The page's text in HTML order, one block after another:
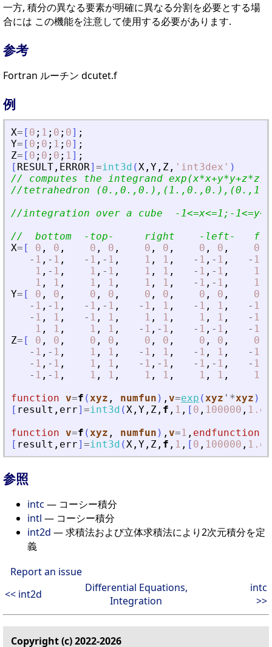
一方, 積分の異なる要素が明確に異なる分割を必要とする場
合には この機能を注意して使用する必要があります.
参考
Fortran ルーチン dcutet.f
例
X= [ 0 ; 1 ; 0 ; 0] ;
Y= [ 0 ; 0 ; 1 ; 0] ;
Z= [ 0 ; 0 ; 0 ; 1] ;
[ RESULT , ERROR] =int3d (X , Y , Z , ' int3dex ' )
// computes the integrand
//tetrahedron
//integration over a cube  -1<=x<=1;-1<=y<
//  bottom  -top-     right    -left-
X= [ 0 , 0 , 0 , 0 , 0 , 0 , 0 , 0 , 0
- 1 , - 1 , - 1 , - 1 , 1 , 1 , - 1 , - 1 , - 1
1 , - 1 , 1 , - 1 , 1 , 1 , - 1 , - 1 , 1
1 , 1 , 1 , 1 , 1 , 1 , - 1 , - 1 , 1
Y= [ 0 , 0 , 0 , 0 , 0 , 0 , 0 , 0 , 0
- 1 , - 1 , - 1 , - 1 , - 1 , 1 , - 1 , 1 , - 1
- 1 , 1 , - 1 , 1 , 1 , 1 , 1 , 1 , - 1
1 , 1 , 1 , 1 , - 1 , - 1 , - 1 , - 1 , - 1
Z= [ 0 , 0 , 0 , 0 , 0 , 0 , 0 , 0 , 0
- 1 , - 1 , 1 , 1 , - 1 , 1 , - 1 , 1 , - 1
- 1 , - 1 , 1 , 1 , - 1 , - 1 , - 1 , - 1 , - 1
- 1 , - 1 , 1 , 1 , 1 , 1 , 1 , 1 , 1
function v=f (xyz , numfun ) , v=exp (xyz ' *xyz )
[ result , err] =int3d (X , Y , Z , f , 1 , [ 0 , 100000 ,
function v=f (xyz , numfun ) , v=1 , endfunction
[ result , err] =int3d (X , Y , Z , f , 1 , [ 0 , 100000 ,
参照
intc — コーシー積分
intl — コーシー積分
int2d — 求積法および立体求積法により2次元積分を定
義
Report an issue
<< int2d
Differential Equations,
Integration
intc
>>
Copyright (c) 2022-2026